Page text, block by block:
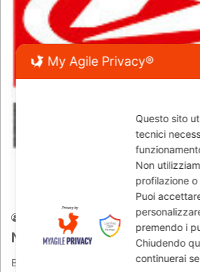
28/09/2009 817
Nuova gamma Beta RR
Beta RR Enduro 4T ARRIVA LA NUOVA
My Agile Privacy®
Questo sito
tecnici
Non
profilazione
Puoi
premendo i
Chiudendo
continuerai